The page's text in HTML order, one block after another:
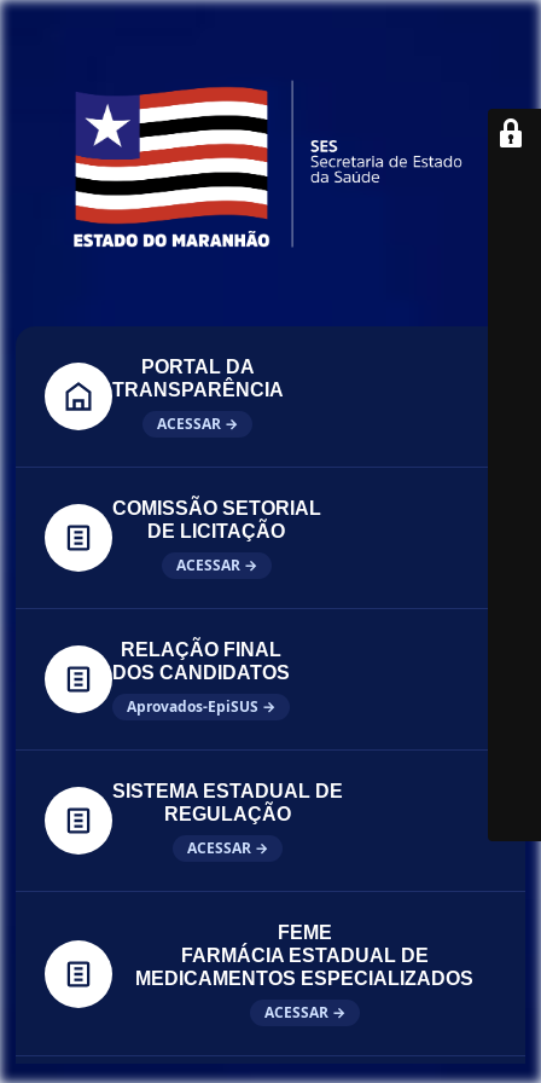
PORTAL DA
TRANSPARÊNCIA
ACESSAR →
COMISSÃO SETORIAL
DE LICITAÇÃO
ACESSAR →
RELAÇÃO FINAL
DOS CANDIDATOS
Aprovados-EpiSUS →
SISTEMA ESTADUAL DE
REGULAÇÃO
ACESSAR →
FEME
FARMÁCIA ESTADUAL DE
MEDICAMENTOS ESPECIALIZADOS
ACESSAR →